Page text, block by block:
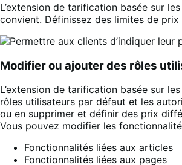
L’extension de tarification basée sur
convient. Définissez des limites de
Modifier ou ajouter des rôles
L’extension de tarification basée sur
rôles utilisateurs par défaut et les
ou en supprimer et définir des prix
Vous pouvez modifier les
Fonctionnalités liées aux articles
Fonctionnalités liées aux pages